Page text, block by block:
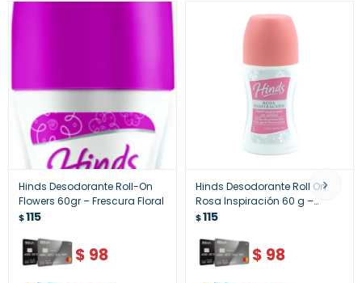
Hinds Desodorante Roll-On
Flowers 60gr – Frescura Floral
$115
$ 98
Hinds Desodorante Roll On
Rosa Inspiración 60 g –
Protección y Frescura
$115
$ 98